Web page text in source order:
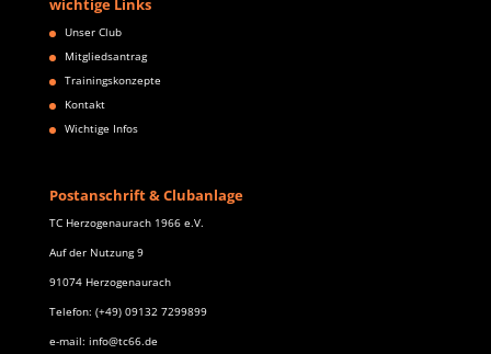
Unser Club
Mitgliedsantrag
Trainingskonzepte
Kontakt
Wichtige Infos
Postanschrift & Clubanlage
TC Herzogenaurach 1966 e.V.
Auf der Nutzung 9
91074 Herzogenaurach
Telefon: (+49) 09132 7299899
e-mail: info@tc66.de